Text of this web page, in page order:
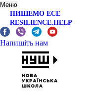
Меню
ПИШЕМО ЕСЕ
RESILIENCE.HELP
Напишіть нам